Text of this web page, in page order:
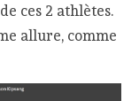
ces 2 athlètes.
allure, comme